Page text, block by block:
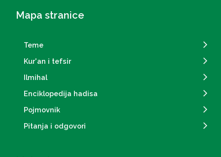
Mapa stranice
Teme
Kur'an i tefsir
Ilmihal
Enciklopedija hadisa
Pojmovnik
Pitanja i odgovori